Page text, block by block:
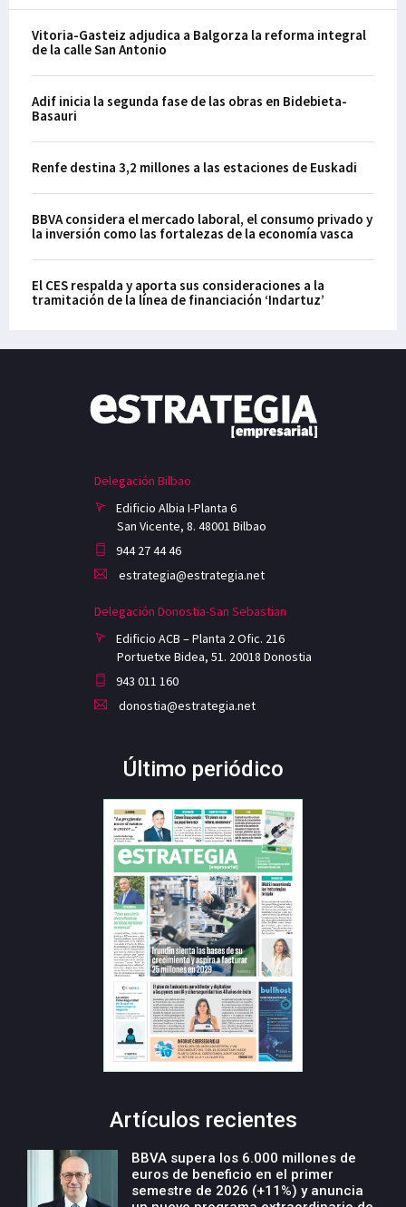
Vitoria-Gasteiz adjudica a Balgorza la reforma integral
de la calle San Antonio
Adif inicia la segunda fase de las obras en Bidebieta-
Basauri
Renfe destina 3,2 millones a las estaciones de Euskadi
BBVA considera el mercado laboral, el consumo privado y
la inversión como las fortalezas de la economía vasca
El CES respalda y aporta sus consideraciones a la
tramitación de la línea de financiación ‘Indartuz’
Delegación Bilbao
Edificio Albia I-Planta 6
San Vicente, 8. 48001 Bilbao
944 27 44 46
estrategia@estrategia.net
Delegación Donostia-San Sebastian
Edificio ACB – Planta 2 Ofic. 216
Portuetxe Bidea, 51. 20018 Donostia
943 011 160
donostia@estrategia.net
Último periódico
Artículos recientes
BBVA supera los 6.000 millones de
euros de beneficio en el primer
semestre de 2026 (+11%) y anuncia